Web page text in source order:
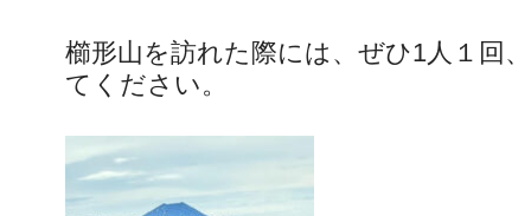
櫛形山を訪れた際には、ぜひ1人１回
てください。